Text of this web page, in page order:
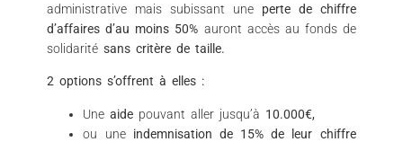
administrative mais subissant une perte de chiffre
d’affaires d’au moins 50% auront accès au fonds de
solidarité sans critère de taille.
2 options s’offrent à elles :
Uneaide pouvant aller jusqu’à 10.000€,
ou une indemnisation de 15% de leur chiffre